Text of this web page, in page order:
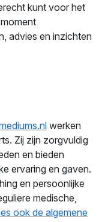
kunt voor het
advies en inzichten
werken
Zij zijn zorgvuldig
en bieden
ervaring en gaven.
en persoonlijke
medische,
ook de algemene